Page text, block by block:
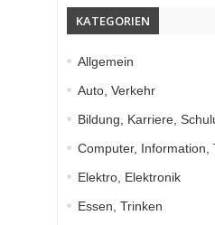
KATEGORIEN
Allgemein
Auto, Verkehr
Bildung, Karriere,
Computer, Information,
Elektro, Elektronik
Essen, Trinken